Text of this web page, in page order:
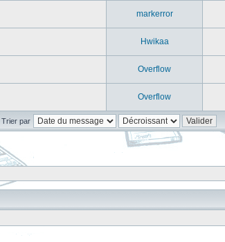
markerror
Hwikaa
Overflow
Overflow
Trier par